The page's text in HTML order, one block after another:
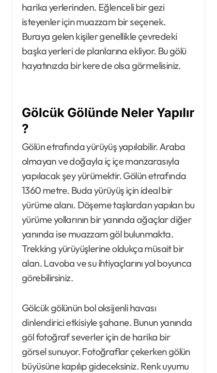
harika yerlerinden. Eğlenceli bir gezi
isteyenler için muazzam bir seçenek.
Buraya gelen kişiler genellikle çevredeki
başka yerleri de planlarına ekliyor. Bu gölü
hayatınızda bir kere de olsa görmelisiniz.
Gölcük Gölünde NelerYapılır
?
Gölün etrafında yürüyüş yapılabilir. Araba
olmayan ve doğayla iç içe manzarasıyla
yapılacak şey yürümektir. Gölün etrafında
1360 metre. Buda yürüyüş için ideal bir
yürüme alanı. Döşeme taşlardan yapılan bu
yürüme yollarının bir yanında ağaçlar diğer
yanında ise muazzam göl bulunmakta.
Trekking yürüyüşlerine oldukça müsait bir
alan. Lavoba ve su ihtiyaçlarını yol boyunca
görebilirsiniz.
​​​​Gölcük gölünün bol oksijenli havası
dinlendirici etkisiyle şahane. Bunun yanında
göl fotoğraf severler için de harika bir
görsel sunuyor. Fotoğraflar çekerken gölün
büyüsüne kapılıp gideceksiniz. Renk uyumu